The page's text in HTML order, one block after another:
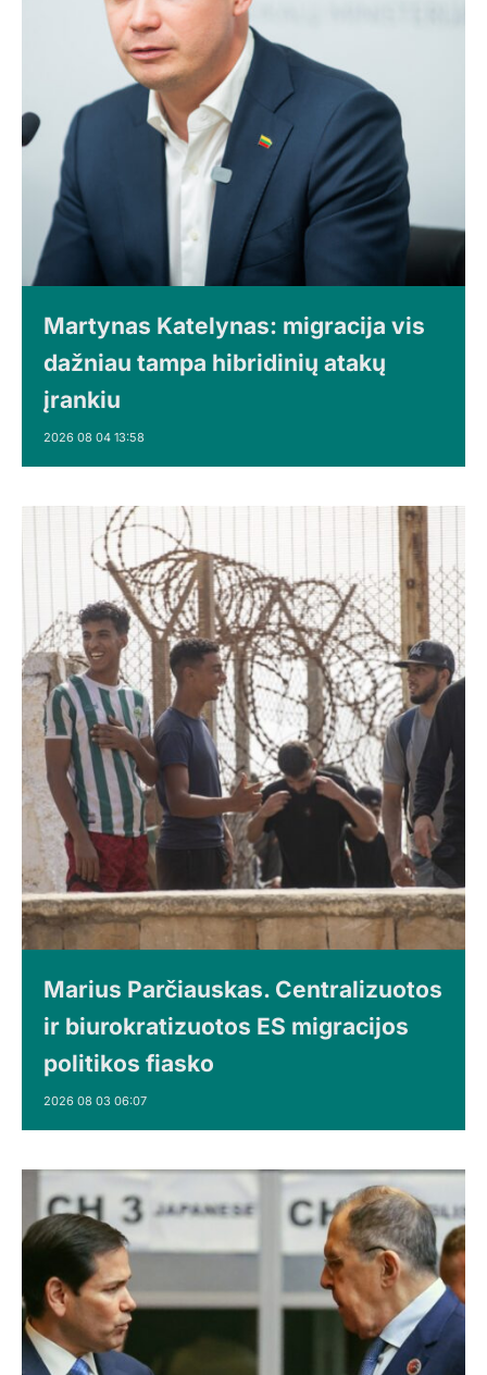
Martynas Katelynas: migracija vis
dažniau tampa hibridinių atakų
įrankiu
2026 08 04 13:58
Marius Parčiauskas. Centralizuotos
ir biurokratizuotos ES migracijos
politikos fiasko
2026 08 03 06:07